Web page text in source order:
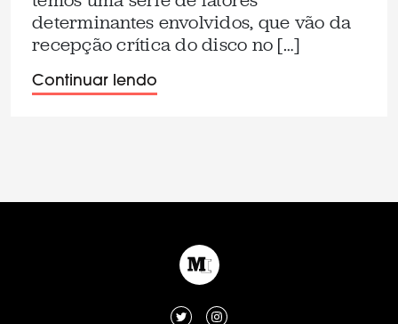
determinantes envolvidos, que vão da
recepção crítica do disco no […]
Continuar lendo